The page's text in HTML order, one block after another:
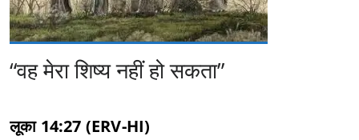
“वह मेरा शिष्य नहीं हो सकता”
लूका 14:27 (ERV-HI)